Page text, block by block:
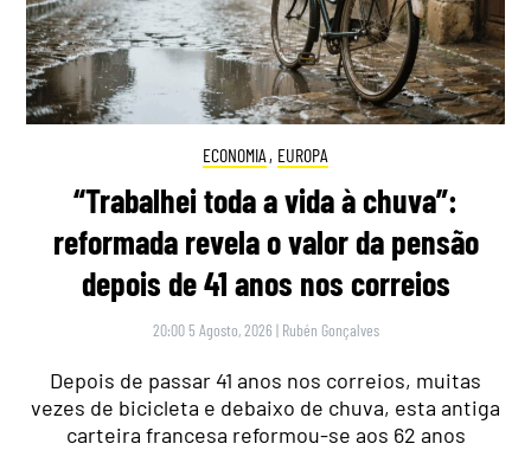
ECONOMIA , EUROPA
“Trabalhei toda a vida à chuva”:
reformada revela o valor da pensão
depois de 41 anos nos correios
20:00 5 Agosto, 2026 | Rubén Gonçalves
Depois de passar 41 anos nos correios, muitas
vezes de bicicleta e debaixo de chuva, esta antiga
carteira francesa reformou-se aos 62 anos